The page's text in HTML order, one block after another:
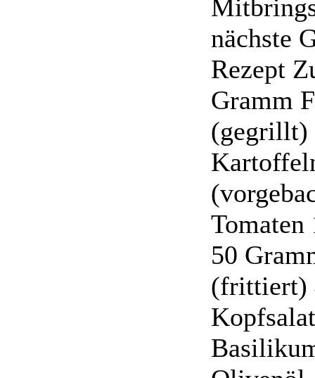
nächste
Rezept
Gramm
(gegrillt)
50
(frittiert)